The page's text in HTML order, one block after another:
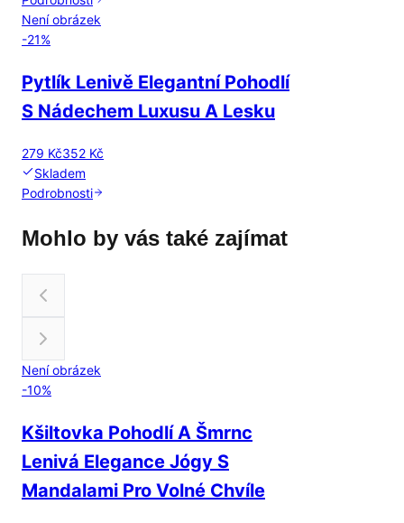
Není obrázek
-21%
Pytlík Lenivě Elegantní Pohodlí
S Nádechem Luxusu A Lesku
279 Kč352 Kč
Skladem
Podrobnosti
Mohlo by vás také zajímat
Není obrázek
-10%
Kšiltovka Pohodlí A Šmrnc
Lenivá Elegance Jógy S
Mandalami Pro Volné Chvíle